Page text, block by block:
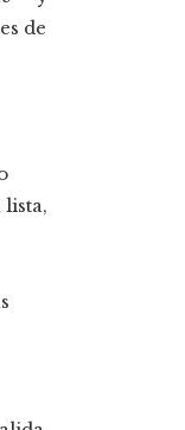
de
lista,